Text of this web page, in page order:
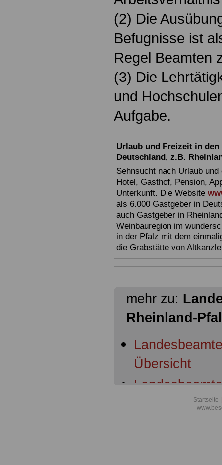
(2) Die
Befugnisse ist
Regel Beamten
(3) Die
und
Aufgabe.
Urlaub und Freizeit in
Deutschland, z.B.
Sehnsucht nach Urlaub
Hotel, Gasthof, Pension,
Unterkunft. Die Website
als 6.000 Gastgeber in
auch Gastgeber in
Weinbauregion im
in der Pfalz mit dem
die Grabstätte von
mehr zu:
Rheinland-
Übersicht
§ 1 Startseite